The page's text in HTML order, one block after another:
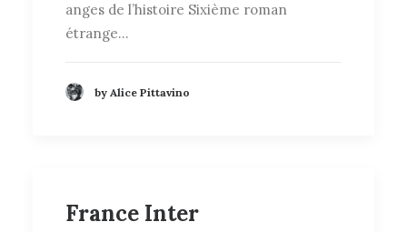
anges de l’histoire Sixième roman
étrange…
by Alice Pittavino
France Inter